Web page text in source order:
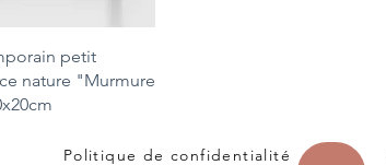
petit
nature "Murmure
Politique de confidentialité